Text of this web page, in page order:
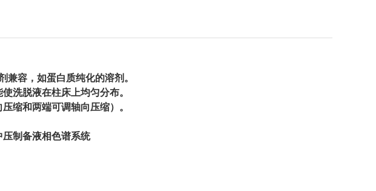
兼容，如蛋白质纯化的溶剂。
洗脱液在柱床上均匀分布。
缩和两端可调轴向压缩）。
制备液相色谱系统